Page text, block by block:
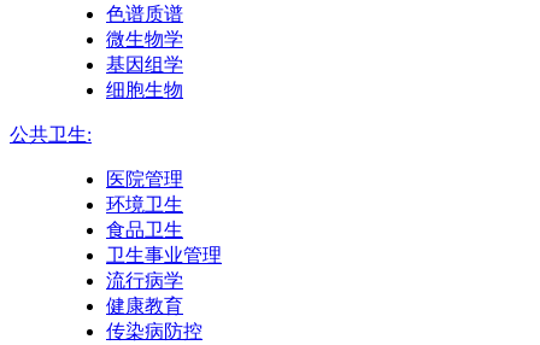
色谱质谱
微生物学
基因组学
细胞生物
公共卫生:
医院管理
环境卫生
食品卫生
卫生事业管理
流行病学
健康教育
传染病防控